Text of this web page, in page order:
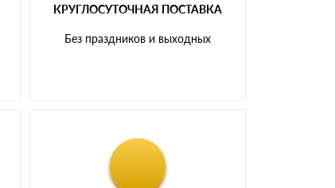
КРУГЛОСУТОЧНАЯ ПОСТАВКА
Без праздников и выходных